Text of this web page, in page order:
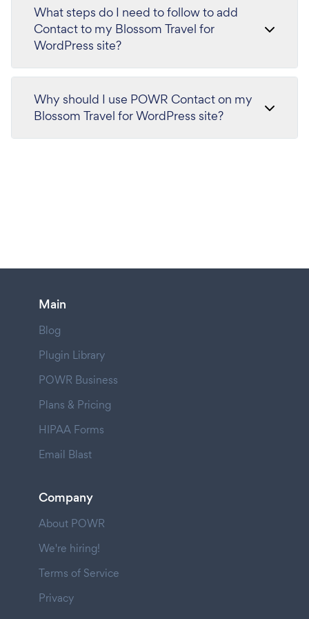
What steps do I need to follow to add
Contact to my Blossom Travel for
WordPress site?
Why should I use POWR Contact on my
Blossom Travel for WordPress site?
Main
Blog
Plugin Library
POWR Business
Plans & Pricing
HIPAA Forms
Email Blast
Company
About POWR
We're hiring!
Terms of Service
Privacy